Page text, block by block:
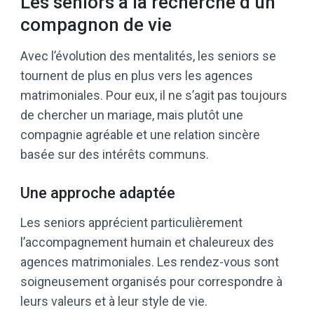
compagnon de vie
Avec l’évolution des mentalités, les seniors se
tournent de plus en plus vers les agences
matrimoniales. Pour eux, il ne s’agit pas toujours
de chercher un mariage, mais plutôt une
compagnie agréable et une relation sincère
basée sur des intérêts communs.
Une approche adaptée
Les seniors apprécient particulièrement
l’accompagnement humain et chaleureux des
agences matrimoniales. Les rendez-vous sont
soigneusement organisés pour correspondre à
leurs valeurs et à leur style de vie.